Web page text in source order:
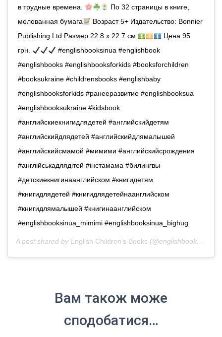
в трудные времена.
По 32 страницы в книге,
мелованная бумага
Возраст 5+ Издательство: Bonnier
Publishing Ltd Размер 22.8 х 22.7 см
Цена 95
грн.
#englishbooksinua #englishbook
#englishbooks #englishbooksforkids #booksforchildren
#booksukraine #childrensbooks #englishbaby
#englishbooksforkids #ранееразвитие #englishbooksua
#englishbooksukraine #kidsbook
#английскиекнигидлядетей #английскийдетям
#английскийдлядетей #английскийдлямалышей
#английскийсмамой #мимими #английскийсрождения
#англійськадлядітей #iнстамама #билингвы
#детскиекнигинаанглийском #книгидетям
#книгидлядетей #книгидлядетейнаанглийском
#книгидлямалышей #книгинаанглийском
#englishbooksinua_mimimi #englishbooksinua_bighug
A post shared by English Children’s Books (@englishbooks.in.ua) on
Вам також може
сподобатися…